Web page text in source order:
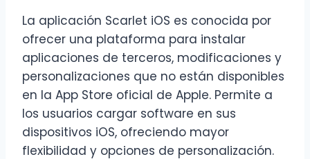
La aplicación Scarlet iOS es conocida por
ofrecer una plataforma para instalar
aplicaciones de terceros, modificaciones y
personalizaciones que no están disponibles
en la App Store oficial de Apple. Permite a
los usuarios cargar software en sus
dispositivos iOS, ofreciendo mayor
flexibilidad y opciones de personalización.